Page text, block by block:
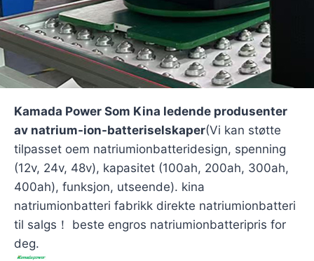
Kamada Power Som Kina ledende produsenter
av natrium-ion-batteriselskaper(Vi kan støtte
tilpasset oem natriumionbatteridesign, spenning
(12v, 24v, 48v), kapasitet (100ah, 200ah, 300ah,
400ah), funksjon, utseende). kina
natriumionbatteri fabrikk direkte natriumionbatteri
til salgs！ beste engros natriumionbatteripris for
deg.